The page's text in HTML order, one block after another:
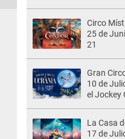
Circo
25 de
21
Gran
10 de
el Jockey
La Casa
17 de